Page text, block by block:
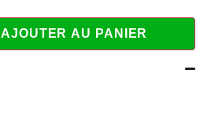
AJOUTER AU PANIER